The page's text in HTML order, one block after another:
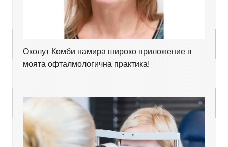
Околут Комби намира широко приложение в
моята офталмологична практика!